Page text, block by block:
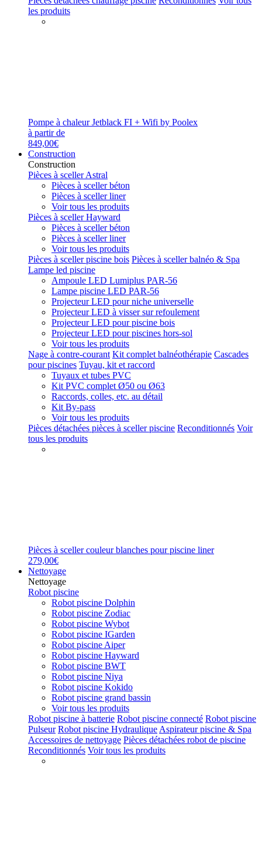
les produits
Pompe à chaleur Jetblack FI + Wifi by Poolex
à partir de
849,00€
Construction
Construction
Pièces à sceller Astral
Pièces à sceller béton
Pièces à sceller liner
Voir tous les produits
Pièces à sceller Hayward
Pièces à sceller béton
Pièces à sceller liner
Voir tous les produits
Pièces à sceller piscine bois Pièces à sceller balnéo & Spa
Lampe led piscine
Ampoule LED Lumiplus PAR-56
Lampe piscine LED PAR-56
Projecteur LED pour niche universelle
Projecteur LED à visser sur refoulement
Projecteur LED pour piscine bois
Projecteur LED pour piscines hors-sol
Voir tous les produits
Nage à contre-courant Kit complet balnéothérapie Cascades
pour piscines Tuyau, kit et raccord
Tuyaux et tubes PVC
Kit PVC complet Ø50 ou Ø63
Raccords, colles, etc. au détail
Kit By-pass
Voir tous les produits
Pièces détachées pièces à sceller piscine Reconditionnés Voir
tous les produits
Pièces à sceller couleur blanches pour piscine liner
279,00€
Nettoyage
Nettoyage
Robot piscine
Robot piscine Dolphin
Robot piscine Zodiac
Robot piscine Wybot
Robot piscine IGarden
Robot piscine Aiper
Robot piscine Hayward
Robot piscine BWT
Robot piscine Niya
Robot piscine Kokido
Robot piscine grand bassin
Voir tous les produits
Robot piscine à batterie Robot piscine connecté Robot piscine
Pulseur Robot piscine Hydraulique Aspirateur piscine & Spa
Accessoires de nettoyage Pièces détachées robot de piscine
Reconditionnés Voir tous les produits